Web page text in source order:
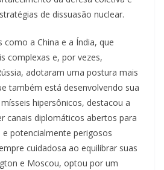
de dissuasão nuclear.
a China e a Índia, que
complexas e, por vezes,
adotaram uma postura mais
também está desenvolvendo sua
hipersônicos, destacou a
canais diplomáticos abertos para
potencialmente perigosos
cuidadosa ao equilibrar suas
e Moscou, optou por um